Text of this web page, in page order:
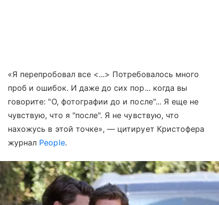
«Я перепробовал все <...> Потребовалось много
проб и ошибок. И даже до сих пор... когда вы
говорите: "О, фотографии до и после"... Я еще не
чувствую, что я "после". Я не чувствую, что
нахожусь в этой точке», — цитирует Кристофера
журнал People.